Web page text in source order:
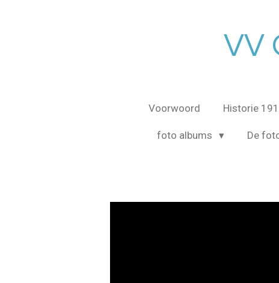
VV
Voorwoord Historie
foto albums De